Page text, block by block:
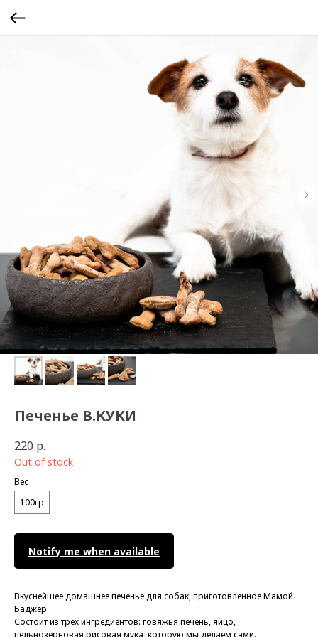
Печенье B.КУКИ
220 р.
Out of stock
Вес
100гр
Notify me when available
Вкуснейшее домашнее печенье для собак, приготовленное Мамой
Баджер.
Состоит из трёх ингредиентов: говяжья печень, яйцо,